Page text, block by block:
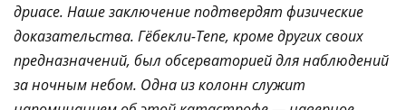
дриасе. Наше заключение подтвердят физические
доказательства. Гёбекли-Тепе, кроме других своих
предназначений, был обсерваторией для наблюдений
за ночным небом. Одна из колонн служит